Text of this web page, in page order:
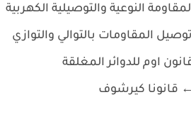
النوعية والتوصيلية الكهربية
المقاومات بالتوالي والتوازي
اوم للدوائر المغلقة
قانونا كيرشوف